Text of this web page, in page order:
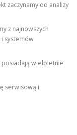
zaczynamy od analizy
z najnowszych
systemów
posiadają wieloletnie
serwisową i